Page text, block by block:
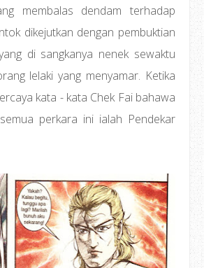
membalas dendam terhadap
dikejutkan dengan pembuktian
di sangkanya nenek sewaktu
lelaki yang menyamar. Ketika
kata - kata Chek Fai bahawa
perkara ini ialah Pendekar